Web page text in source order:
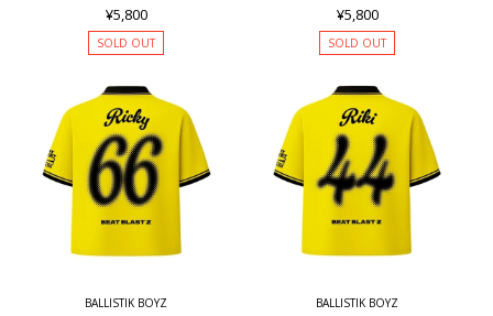
¥5,800
SOLD OUT
¥5,800
SOLD OUT
BALLISTIK BOYZ BALLISTIK BOYZ